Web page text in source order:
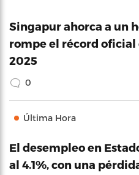
Singapur ahorca a un
rompe el récord oficial
2025
0
Última Hora
El desempleo en
al 4.1%, con una